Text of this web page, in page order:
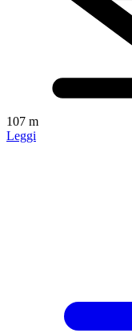
107 m
Leggi